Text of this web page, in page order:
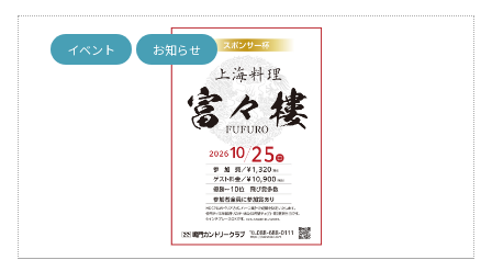
イベント お知らせ